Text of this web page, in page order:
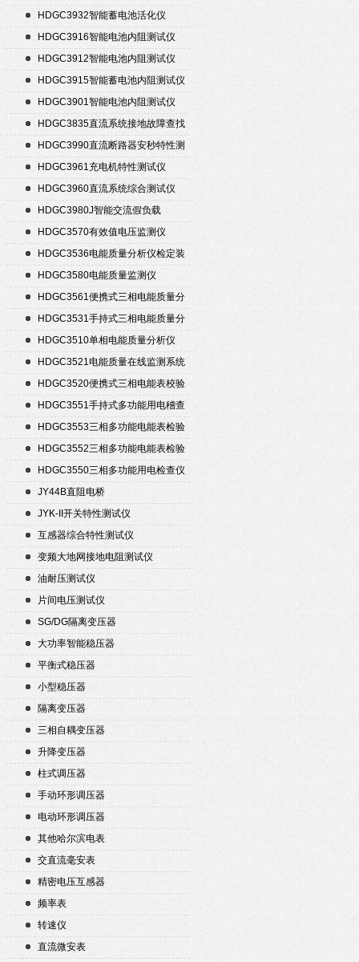
HDGC3932智能蓄电池活化仪
HDGC3916智能电池内阻测试仪
HDGC3912智能电池内阻测试仪
HDGC3915智能蓄电池内阻测试仪
HDGC3901智能电池内阻测试仪
HDGC3835直流系统接地故障查找
仪
HDGC3990直流断路器安秒特性测
试仪
HDGC3961充电机特性测试仪
HDGC3960直流系统综合测试仪
HDGC3980J智能交流假负载
HDGC3570有效值电压监测仪
HDGC3536电能质量分析仪检定装
置
HDGC3580电能质量监测仪
HDGC3561便携式三相电能质量分
析仪
HDGC3531手持式三相电能质量分
析仪
HDGC3510单相电能质量分析仪
HDGC3521电能质量在线监测系统
HDGC3520便携式三相电能表校验
仪
HDGC3551手持式多功能用电稽查
仪
HDGC3553三相多功能电能表检验
装置
HDGC3552三相多功能电能表检验
装置
HDGC3550三相多功能用电检查仪
JY44B直阻电桥
JYK-II开关特性测试仪
互感器综合特性测试仪
变频大地网接地电阻测试仪
油耐压测试仪
片间电压测试仪
SG/DG隔离变压器
大功率智能稳压器
平衡式稳压器
小型稳压器
隔离变压器
三相自耦变压器
升降变压器
柱式调压器
手动环形调压器
电动环形调压器
其他哈尔滨电表
交直流毫安表
精密电压互感器
频率表
转速仪
直流微安表